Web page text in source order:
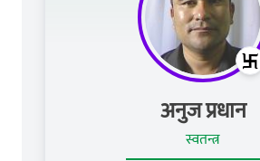
अनुज प्रधान
स्वतन्त्र